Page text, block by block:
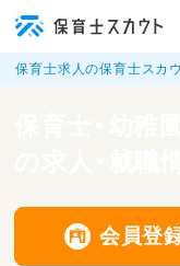
保育士求人の保育士スカ
会員登